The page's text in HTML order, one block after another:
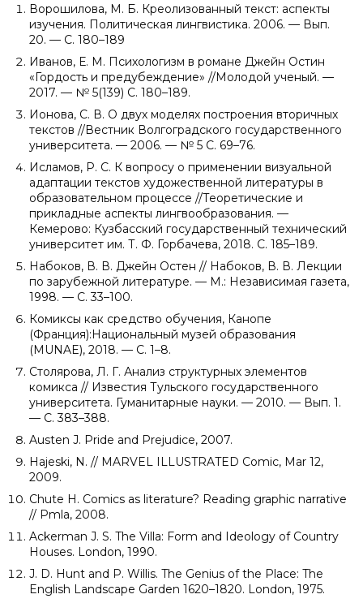
Ворошилова, М. Б. Креолизованный текст: аспекты
изучения. Политическая лингвистика. 2006. — Вып.
20. — С. 180–189
Иванов, Е. М. Психологизм в романе Джейн Остин
«Гордость и предубеждение» //Молодой ученый. —
2017. — № 5(139) С. 180–189.
Ионова, С. В. О двух моделях построения вторичных
текстов //Вестник Волгоградского государственного
университета. — 2006. — № 5 С. 69–76.
Исламов, Р. С. К вопросу о применении визуальной
адаптации текстов художественной литературы в
образовательном процессе //Теоретические и
прикладные аспекты лингвообразования. —
Кемерово: Кузбасский государственный технический
университет им. Т. Ф. Горбачева, 2018. С. 185–189.
Набоков, В. В. Джейн Остен // Набоков, В. В. Лекции
по зарубежной литературе. — М.: Независимая газета,
1998. — С. 33–100.
Комиксы как средство обучения, Канопе
(Франция):Национальный музей образования
(MUNAE), 2018. — С. 1–8.
Столярова, Л. Г. Анализ структурных элементов
комикса // Известия Тульского государственного
университета. Гуманитарные науки. — 2010. — Вып. 1.
— С. 383–388.
Austen J. Pride and Prejudice, 2007.
Hajeski, N. // MARVEL ILLUSTRATED Comic, Mar 12,
2009.
Chute H. Comics as literature? Reading graphic narrative
// Pmla, 2008.
Ackerman J. S. The Villa: Form and Ideology of Country
Houses. London, 1990.
J. D. Hunt and P. Willis. The Genius of the Place: The
English Landscape Garden 1620–1820. London, 1975.